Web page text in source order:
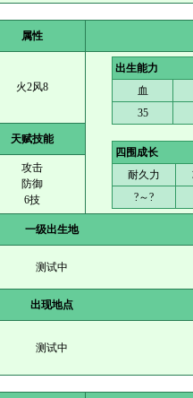
属性
火2风8
出生能力
血
35
四围成长
耐久力
?～?
天赋技能
攻击
防御
6技
一级出生地
测试中
出现地点
测试中